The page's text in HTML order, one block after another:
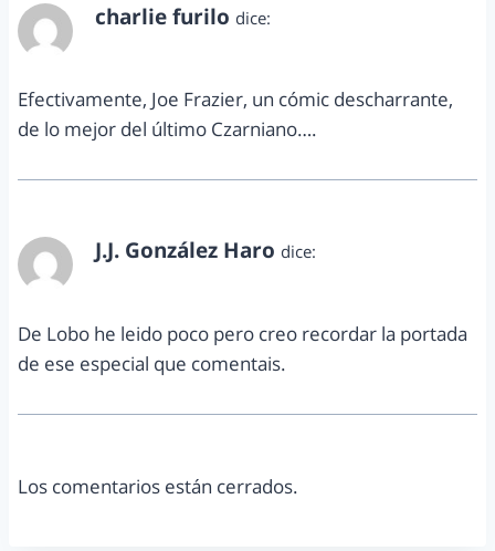
charlie furilo dice:
Efectivamente, Joe Frazier, un cómic descharrante,
de lo mejor del último Czarniano….
J.J. González Haro dice:
De Lobo he leido poco pero creo recordar la portada
de ese especial que comentais.
Los comentarios están cerrados.